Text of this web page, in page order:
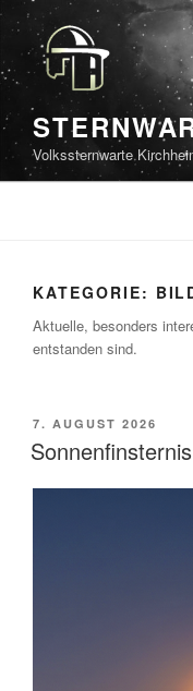
Zum
Inhalt
springen
Volkssternwarte
KATEGORIE:
Aktuelle, besonders
entstanden sind.
VERÖFFENTLICHT
AM
7. AUGUST 2026